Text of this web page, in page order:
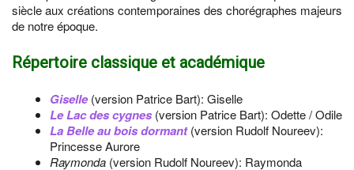
siècle aux créations contemporaines des chorégraphes majeurs
de notre époque.
Répertoire classique et académique
Giselle(version Patrice Bart): Giselle
Le Lac des cygnes(version Patrice Bart): Odette / Odile
La Belle au bois dormant(version Rudolf Noureev):
Princesse Aurore
Raymonda (version Rudolf Noureev): Raymonda